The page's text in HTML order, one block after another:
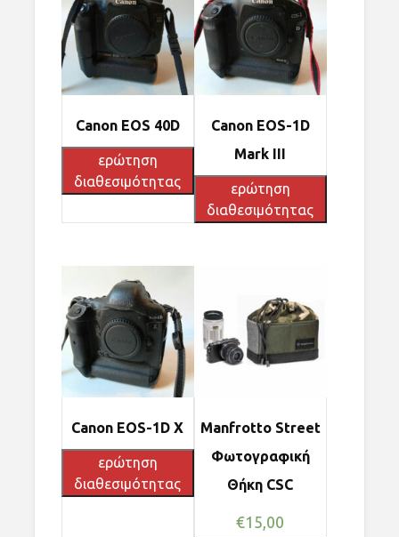
Canon EOS 40D
ερώτηση
διαθεσιμότητας
Canon EOS-1D
Mark III
ερώτηση
διαθεσιμότητας
Canon EOS-1D X
ερώτηση
διαθεσιμότητας
Manfrotto Street
Φωτογραφική
Θήκη CSC
€15,00